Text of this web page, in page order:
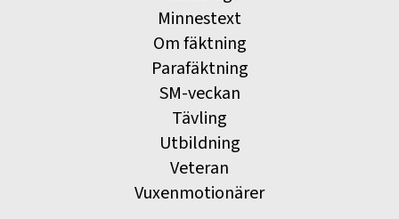
Minnestext
Om fäktning
Parafäktning
SM-veckan
Tävling
Utbildning
Veteran
Vuxenmotionärer